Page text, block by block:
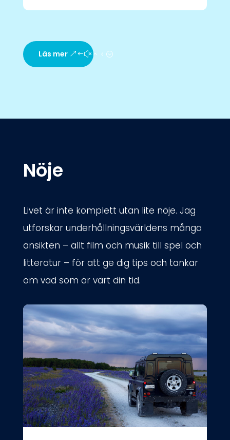
Läs mer
Nöje
Livet är inte komplett utan lite nöje. Jag
utforskar underhållningsvärldens många
ansikten – allt film och musik till spel och
litteratur – för att ge dig tips och tankar
om vad som är värt din tid.